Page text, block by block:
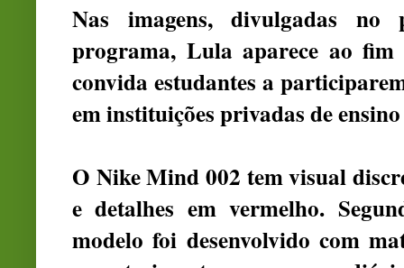
Nas imagens, divulgadas
programa, Lula aparece ao fim
convida estudantes a
em instituições privadas de
O Nike Mind 002 tem visual
e detalhes em vermelho.
modelo foi desenvolvido com